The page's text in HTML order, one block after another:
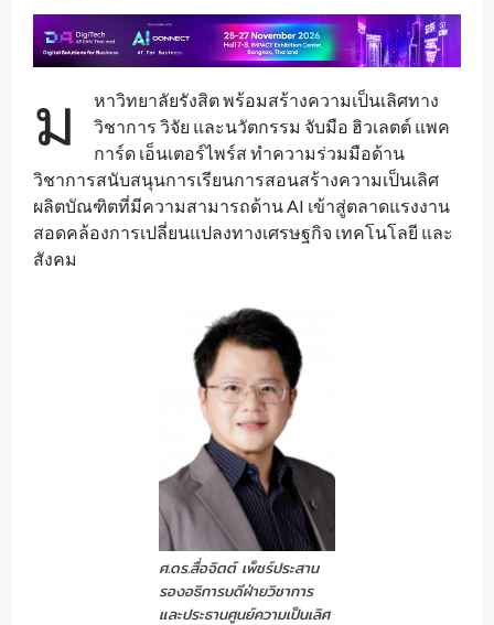
ม
หาวิทยาลัยรังสิต พร้อมสร้างความเป็นเลิศทาง
วิชาการ วิจัย และนวัตกรรม จับมือ ฮิวเลตต์ แพค
การ์ด เอ็นเตอร์ไพร์ส ทำความร่วมมือด้าน
วิชาการสนับสนุนการเรียนการสอนสร้างความเป็นเลิศ
ผลิตบัณฑิตที่มีความสามารถด้าน AI เข้าสู่ตลาดแรงงาน
สอดคล้องการเปลี่ยนแปลงทางเศรษฐกิจ เทคโนโลยี และ
สังคม
​ศ.ดร.สื่อจิตต์ เพ็ชร์ประสาน
รองอธิการบดีฝ่ายวิชาการ
และประธานศูนย์ความเป็นเลิศ